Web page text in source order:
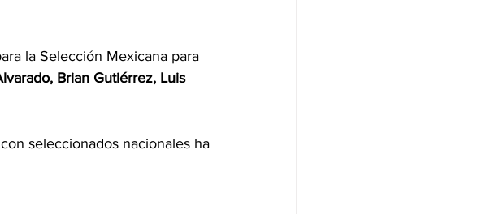
la Selección Mexicana para
Brian Gutiérrez, Luis
seleccionados nacionales ha